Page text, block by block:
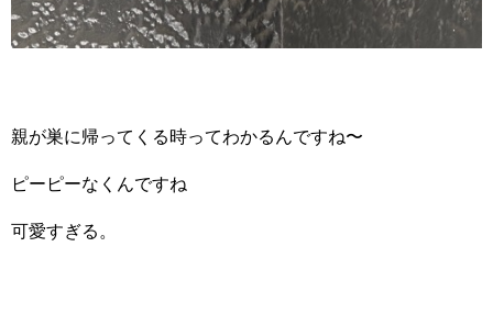
親が巣に帰ってくる時ってわかるんですね〜
ピーピーなくんですね
可愛すぎる。